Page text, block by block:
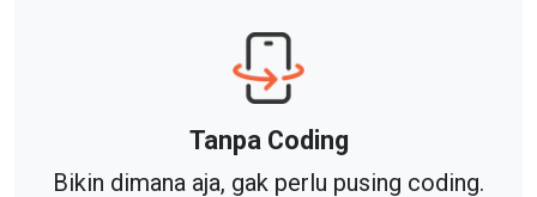
Tanpa Coding
Bikin dimana aja, gak perlu pusing coding.